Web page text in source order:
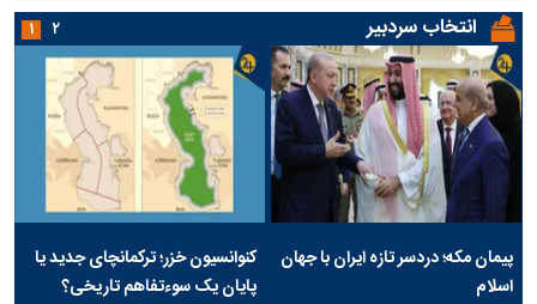
انتخاب سردبیر
پیمان مکه؛ دردسر تازه ایران با جهان
اسلام
کنوانسیون خزر؛ ترکمانچای جدید یا
پایان یک سوءتفاهم تاریخی؟
۱ ۲